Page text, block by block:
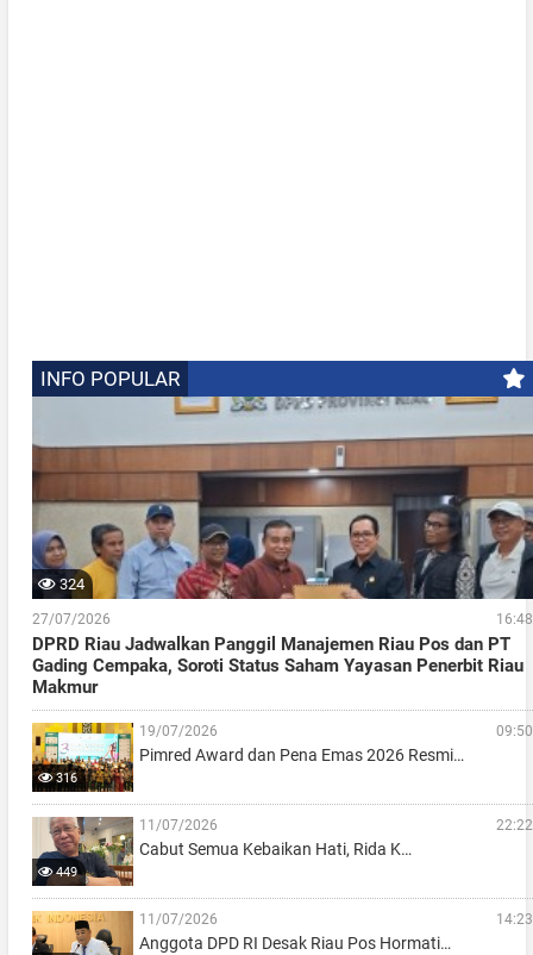
INFO POPULAR
324
27/07/2026 16:48
DPRD Riau Jadwalkan Panggil Manajemen Riau Pos dan PT
Gading Cempaka, Soroti Status Saham Yayasan Penerbit Riau
Makmur
316
19/07/2026 09:50
Pimred Award dan Pena Emas 2026 Resmi…
449
11/07/2026 22:22
Cabut Semua Kebaikan Hati, Rida K…
11/07/2026 14:23
Anggota DPD RI Desak Riau Pos Hormati…